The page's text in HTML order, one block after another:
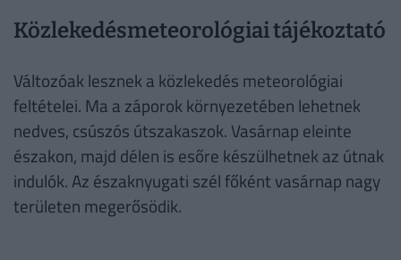
Közlekedésmeteorológiai tájékoztató
Változóak lesznek a közlekedés meteorológiai
feltételei. Ma a záporok környezetében lehetnek
nedves, csúszós útszakaszok. Vasárnap eleinte
északon, majd délen is esőre készülhetnek az útnak
indulók. Az északnyugati szél főként vasárnap nagy
területen megerősödik.